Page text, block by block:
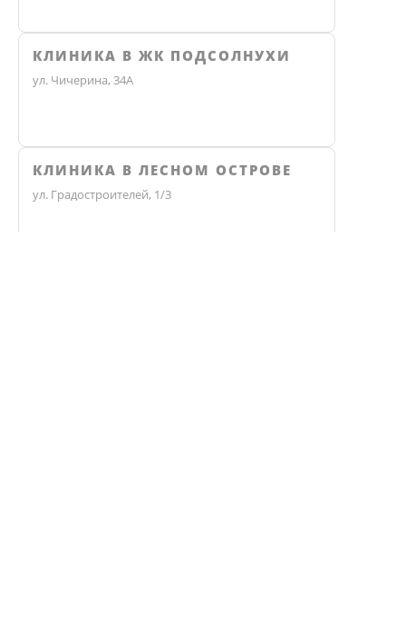
КЛИНИКА В ЖК ПОДСОЛНУХИ
ул. Чичерина, 34А
КЛИНИКА В ЛЕСНОМ ОСТРОВЕ
ул. Градостроителей, 1/3